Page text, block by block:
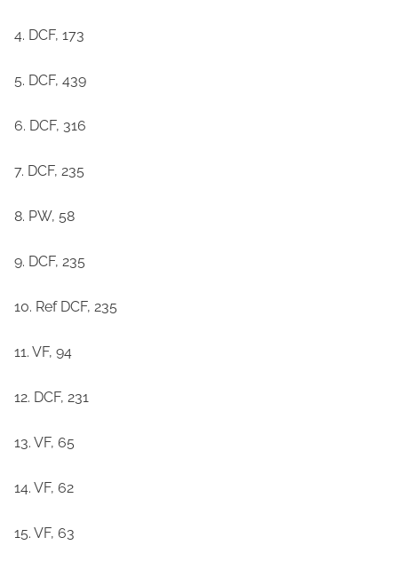
4. DCF, 173
5. DCF, 439
6. DCF, 316
7. DCF, 235
8. PW, 58
9. DCF, 235
10. Ref DCF, 235
11. VF, 94
12. DCF, 231
13. VF, 65
14. VF, 62
15. VF, 63